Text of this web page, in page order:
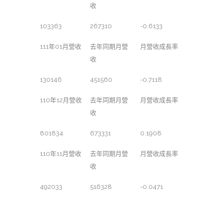
收
103363 267310 -0.6133
111年01月營收
去年同期月營
收
月營收成長率
130146 451560 -0.7118
110年12月營收
去年同期月營
收
月營收成長率
801834 673331 0.1908
110年11月營收
去年同期月營
收
月營收成長率
492033 516328 -0.0471